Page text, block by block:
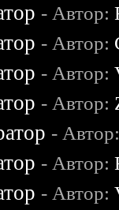
- Автор:
- Автор:
- Автор:
- Автор:
-
- Автор:
- Автор: